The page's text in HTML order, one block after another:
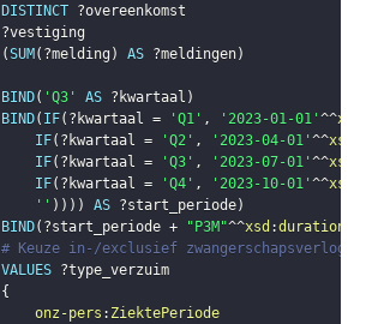
DISTINCT ?overeenkomst
?vestiging
(SUM ( ?melding ) AS ?meldingen)
BIND( 'Q3' AS ?kwartaal )
BIND( IF( ?kwartaal = 'Q1' , '2023-01-01'^^xsd
IF( ?kwartaal = 'Q2' , '2023-04-01'^^xsd
IF( ?kwartaal = 'Q3' , '2023-07-01'^^xsd
IF( ?kwartaal = 'Q4' , '2023-10-01'^^xsd
'' ) ) ) ) AS ?start_periode)
BIND( ?start_periode + "P3M"^^xsd :duration
# Keuze in-/exclusief zwangerschapsverlog
VALUES ?type_verzuim
{
onz-pers : ZiektePeriode